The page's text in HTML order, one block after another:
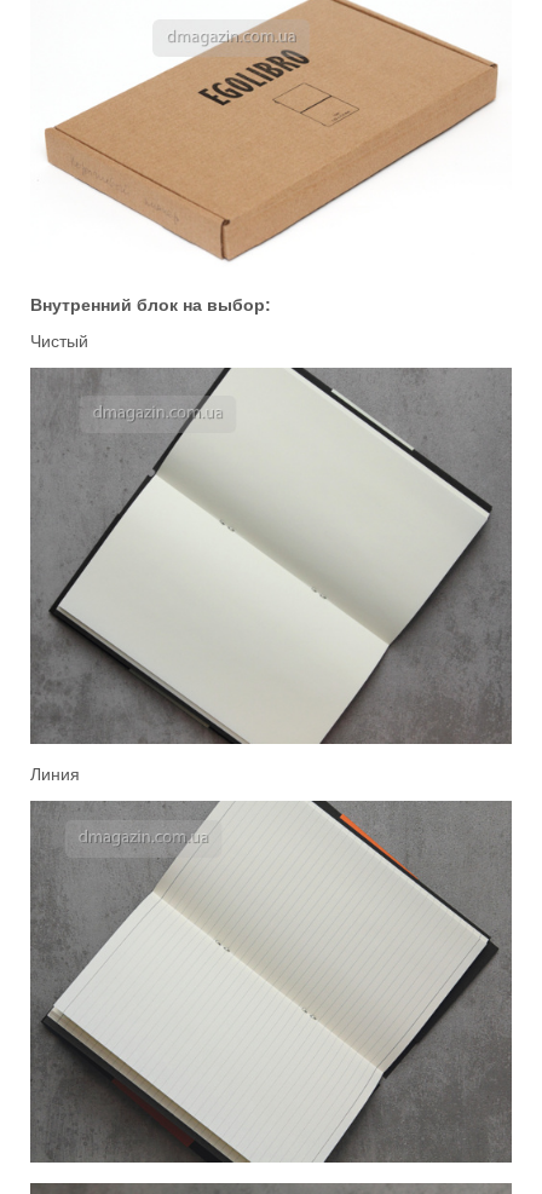
Внутренний блок на выбор:
Чистый
Линия